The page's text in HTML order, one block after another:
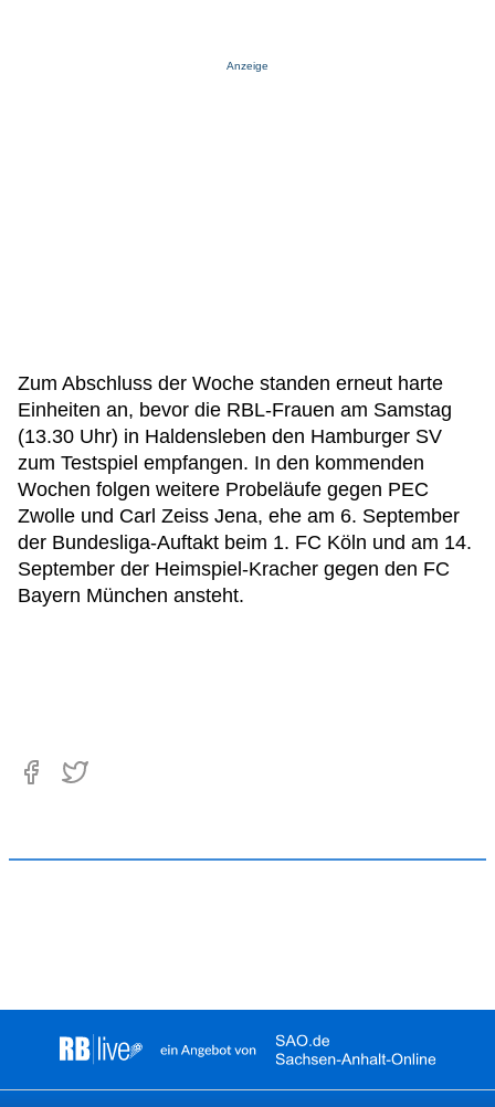
Anzeige
Zum Abschluss der Woche standen erneut harte
Einheiten an, bevor die RBL-Frauen am Samstag
(13.30 Uhr) in Haldensleben den Hamburger SV
zum Testspiel empfangen. In den kommenden
Wochen folgen weitere Probeläufe gegen PEC
Zwolle und Carl Zeiss Jena, ehe am 6. September
der Bundesliga-Auftakt beim 1. FC Köln und am 14.
September der Heimspiel-Kracher gegen den FC
Bayern München ansteht.